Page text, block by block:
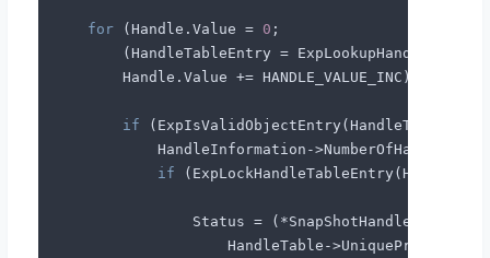
for (Handle.Value = 0 ;
(HandleTableEntry =
        Handle.Value += HANDLE_VALUE_INC) {
if
            HandleInformation->NumberOfHandles +=
if
Status =
                    HandleTable->UniqueProcessId,